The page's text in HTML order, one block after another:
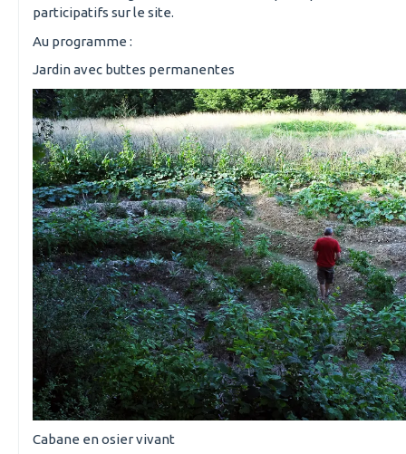
participatifs sur le site.
Au programme :
Jardin avec buttes permanentes
Cabane en osier vivant